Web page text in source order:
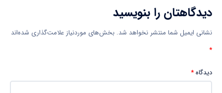
دیدگاهتان را بنویسید
نشانی ایمیل شما منتشر نخواهد شد. بخش‌های موردنیاز علامت‌گذاری شده‌اند
*
دیدگاه*